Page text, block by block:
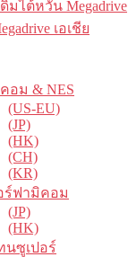
ดิมไต้หวัน Megadrive
เอเชีย
อม & NES
(US-EU)
(JP)
(HK)
(CH)
(KR)
ร์ฟามิคอม
(JP)
(HK)
นซูเปอร์